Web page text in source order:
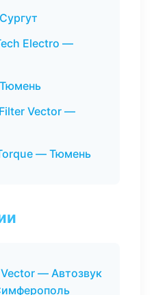
Electro —
Vector —
— Тюмень
— Автозвук